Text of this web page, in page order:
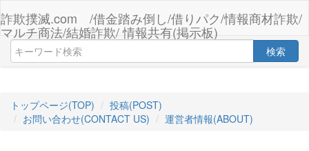
詐欺撲滅.com /借金踏み倒し/借りパク/情報商材詐欺/
マルチ商法/結婚詐欺/ 情報共有(掲示板)
検索
トップページ(TOP)
投稿(POST)
お問い合わせ(CONTACT US)
運営者情報(ABOUT)